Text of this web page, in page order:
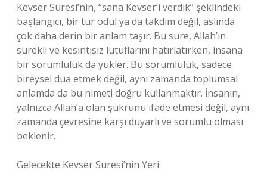
Kevser Suresi’nin, “sana Kevser’i verdik” şeklindeki
başlangıcı, bir tür ödül ya da takdim değil, aslında
çok daha derin bir anlam taşır. Bu sure, Allah’ın
sürekli ve kesintisiz lütuflarını hatırlatırken, insana
bir sorumluluk da yükler. Bu sorumluluk, sadece
bireysel dua etmek değil, aynı zamanda toplumsal
anlamda da bu nimeti doğru kullanmaktır. İnsanın,
yalnızca Allah’a olan şükrünü ifade etmesi değil, aynı
zamanda çevresine karşı duyarlı ve sorumlu olması
beklenir.
Gelecekte Kevser Suresi’nin Yeri